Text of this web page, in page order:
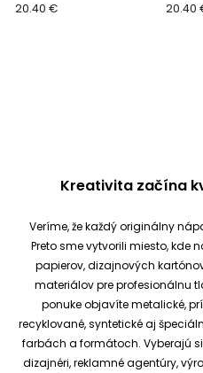
samolepiace tkané
20.40 € 20.40
Kreativita začína
Veríme, že každý originálny
Preto sme vytvorili miesto, kde
papierov, dizajnových
materiálov pre profesionálnu
ponuke objavíte metalické,
recyklované, syntetické aj
farbách a formátoch. Vyberajú
dizajnéri, reklamné agentúry,